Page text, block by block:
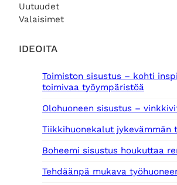
Uutuudet
Valaisimet
IDEOITA
Toimiston sisustus – kohti
toimivaa työympäristöä
Olohuoneen sisustus –
Tiikkihuonekalut jykevämmän
Boheemi sisustus houkuttaa
Tehdäänpä mukava